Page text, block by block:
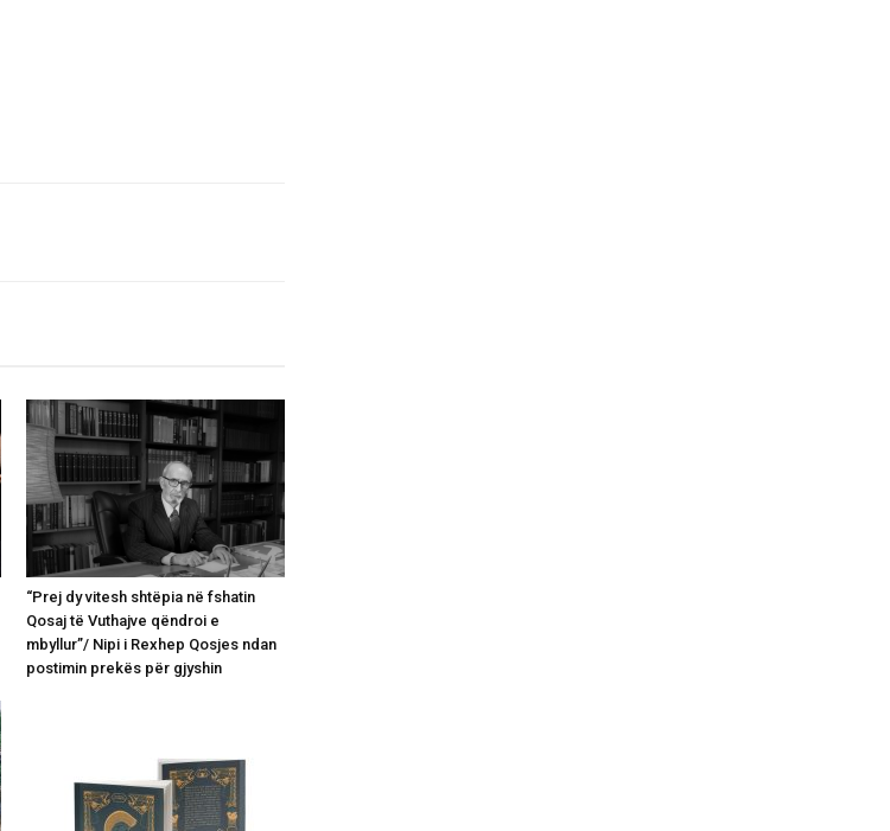
“Prej dy vitesh shtëpia në fshatin
Qosaj të Vuthajve qëndroi e
mbyllur”/ Nipi i Rexhep Qosjes ndan
postimin prekës për gjyshin